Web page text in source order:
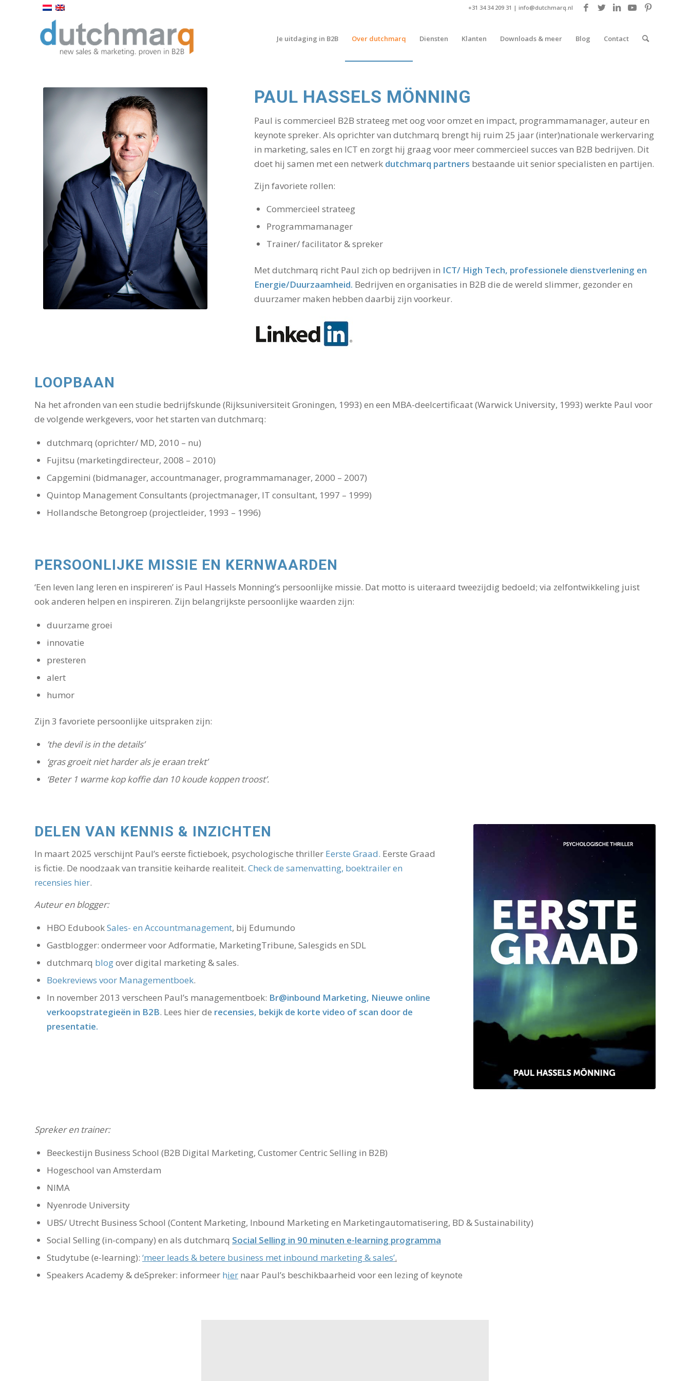
+31 34 34 209 31 | info@dutchmarq.nl
Je uitdaging in B2B Over dutchmarq Diensten Klanten Downloads & meer Blog Contact
PAUL HASSELS MÖNNING
Paul is commercieel B2B strateeg met oog voor omzet en impact, programmamanager, auteur en
keynote spreker. Als oprichter van dutchmarq brengt hij ruim 25 jaar (inter)nationale werkervaring
in marketing, sales en ICT en zorgt hij graag voor meer commercieel succes van B2B bedrijven. Dit
doet hij samen met een netwerk dutchmarq partners bestaande uit senior specialisten en partijen.
Zijn favoriete rollen:
Commercieel strateeg
Programmamanager
Trainer/ facilitator & spreker
Met dutchmarq richt Paul zich op bedrijven in ICT/ High Tech, professionele dienstverlening en
Energie/Duurzaamheid. Bedrijven en organisaties in B2B die de wereld slimmer, gezonder en
duurzamer maken hebben daarbij zijn voorkeur.
LOOPBAAN
Na het afronden van een studie bedrijfskunde (Rijksuniversiteit Groningen, 1993) en een MBA-deelcertificaat (Warwick University, 1993) werkte Paul voor
de volgende werkgevers, voor het starten van dutchmarq:
dutchmarq (oprichter/ MD, 2010 – nu)
Fujitsu (marketingdirecteur, 2008 – 2010)
Capgemini (bidmanager, accountmanager, programmamanager, 2000 – 2007)
Quintop Management Consultants (projectmanager, IT consultant, 1997 – 1999)
Hollandsche Betongroep (projectleider, 1993 – 1996)
PERSOONLIJKE MISSIE EN KERNWAARDEN
‘Een leven lang leren en inspireren’ is Paul Hassels Monning’s persoonlijke missie. Dat motto is uiteraard tweezijdig bedoeld; via zelfontwikkeling juist
ook anderen helpen en inspireren. Zijn belangrijkste persoonlijke waarden zijn:
duurzame groei
innovatie
presteren
alert
humor
Zijn 3 favoriete persoonlijke uitspraken zijn:
’the devil is in the details’
‘gras groeit niet harder als je eraan trekt’
‘Beter 1 warme kop koffie dan 10 koude koppen troost’.
DELEN VAN KENNIS & INZICHTEN
In maart 2025 verschijnt Paul’s eerste fictieboek, psychologische thriller Eerste Graad. Eerste Graad
is fictie. De noodzaak van transitie keiharde realiteit. Check de samenvatting, boektrailer en
recensies hier.
Auteur en blogger:
HBO EdubookSales- en Accountmanagement, bij Edumundo
Gastblogger: ondermeer voor Adformatie, MarketingTribune, Salesgids en SDL
dutchmarq blogover digital marketing & sales.
Boekreviews voor Managementboek.
In november 2013 verscheen Paul’s managementboek: Br@inbound Marketing, Nieuwe online
verkoopstrategieën in B2B. Lees hier de recensies, bekijk de korte video of scan door de
presentatie.
Spreker en trainer:
Beeckestijn Business School (B2B Digital Marketing, Customer Centric Selling in B2B)
Hogeschool van Amsterdam
NIMA
Nyenrode University
UBS/ Utrecht Business School (Content Marketing, Inbound Marketing en Marketingautomatisering, BD & Sustainability)
Social Selling (in-company) en als dutchmarq Social Selling in 90 minuten e-learning programma
Studytube (e-learning): ‘meer leads & betere business met inbound marketing & sales’.
Speakers Academy & deSpreker: informeer hier naar Paul’s beschikbaarheid voor een lezing of keynote